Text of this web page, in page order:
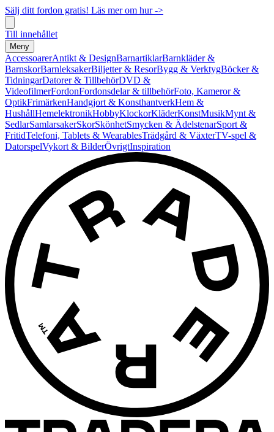
Sälj ditt fordon gratis! Läs mer om hur ->
Till innehållet
Meny
AccessoarerAntikt & DesignBarnartiklarBarnkläder &
BarnskorBarnleksakerBiljetter & ResorBygg & VerktygBöcker &
TidningarDatorer & TillbehörDVD &
VideofilmerFordonFordonsdelar & tillbehörFoto, Kameror &
OptikFrimärkenHandgjort & KonsthantverkHem &
HushållHemelektronikHobbyKlockorKläderKonstMusikMynt &
SedlarSamlarsakerSkorSkönhetSmycken & ÄdelstenarSport &
FritidTelefoni, Tablets & WearablesTrädgård & VäxterTV-spel &
DatorspelVykort & BilderÖvrigtInspiration